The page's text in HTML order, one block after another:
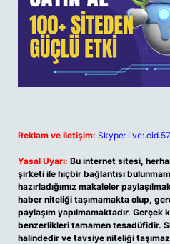
Reklam ve İletişim: Skype:
Yasal Uyarı: Bu internet sitesi,
şirketi ile hiçbir bağlantısı
hazırladığımız makaleler
haber niteliği taşımamakta olup,
paylaşım yapılmamaktadır. Gerçek
benzerlikleri tamamen tesadüfidir.
halindedir ve tavsiye niteliği